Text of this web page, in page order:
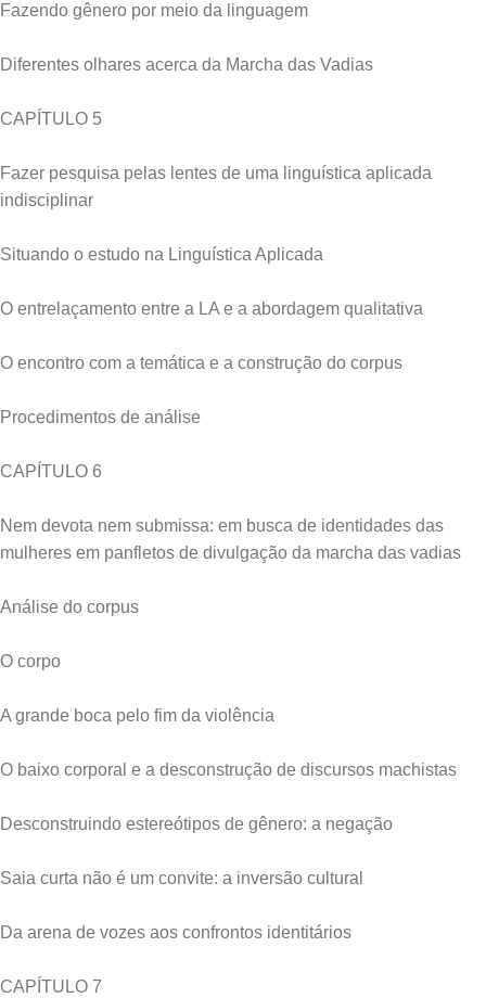
Fazendo gênero por meio da linguagem
Diferentes olhares acerca da Marcha das Vadias
CAPÍTULO 5
Fazer pesquisa pelas lentes de uma linguística aplicada
indisciplinar
Situando o estudo na Linguística Aplicada
O entrelaçamento entre a LA e a abordagem qualitativa
O encontro com a temática e a construção do corpus
Procedimentos de análise
CAPÍTULO 6
Nem devota nem submissa: em busca de identidades das
mulheres em panfletos de divulgação da marcha das vadias
Análise do corpus
O corpo
A grande boca pelo fim da violência
O baixo corporal e a desconstrução de discursos machistas
Desconstruindo estereótipos de gênero: a negação
Saia curta não é um convite: a inversão cultural
Da arena de vozes aos confrontos identitários
CAPÍTULO 7